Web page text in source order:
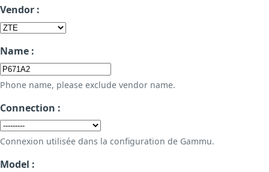
Vendor :
Name :
Phone name, please exclude vendor name.
Connection :
Connexion utilisée dans la configuration de Gammu.
Model :